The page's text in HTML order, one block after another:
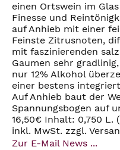
einen Ortswein im
Finesse und
auf Anhieb mit einer
Feinste Zitrusnoten,
mit faszinierenden
Gaumen sehr
nur 12% Alkohol
einer bestens
Auf Anhieb baut der
Spannungsbogen auf
16,50€ Inhalt: 0,750 L.
inkl. MwSt. zzgl.
Zur E-Mail News ...